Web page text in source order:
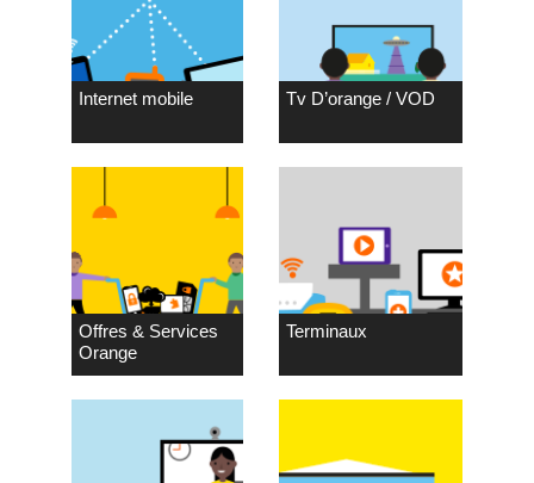
Internet mobile Tv D’orange / VOD
Offres & Services
Orange
Terminaux